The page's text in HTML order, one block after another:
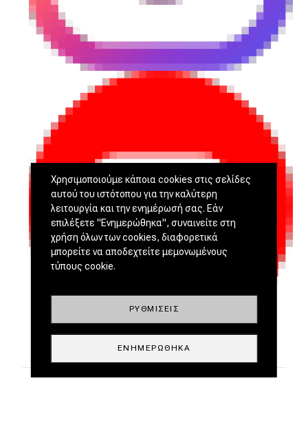
Χρησιμοποιούμε κάποια cookies στις σελίδες
αυτού του ιστότοπου για την καλύτερη
λειτουργία και την ενημέρωσή σας. Εάν
επιλέξετε "Ενημερώθηκα", συναινείτε στη
χρήση όλων των cookies, διαφορετικά
μπορείτε να αποδεχτείτε μεμονωμένους
τύπους cookie.
ΡΥΘΜΊΣΕΙΣ
ΕΝΗΜΕΡΏΘΗΚΑ